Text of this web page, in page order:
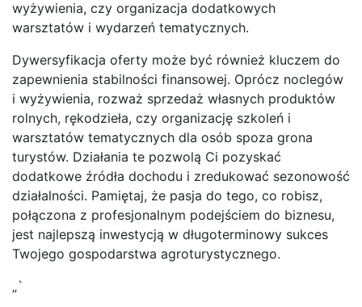
wyżywienia, czy organizacja dodatkowych
warsztatów i wydarzeń tematycznych.
Dywersyfikacja oferty może być również kluczem do
zapewnienia stabilności finansowej. Oprócz noclegów
i wyżywienia, rozważ sprzedaż własnych produktów
rolnych, rękodzieła, czy organizację szkoleń i
warsztatów tematycznych dla osób spoza grona
turystów. Działania te pozwolą Ci pozyskać
dodatkowe źródła dochodu i zredukować sezonowość
działalności. Pamiętaj, że pasja do tego, co robisz,
połączona z profesjonalnym podejściem do biznesu,
jest najlepszą inwestycją w długoterminowy sukces
Twojego gospodarstwa agroturystycznego.
„`